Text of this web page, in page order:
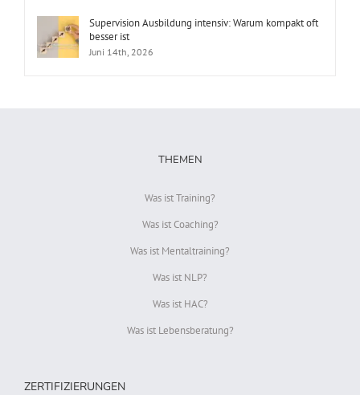
Supervision Ausbildung intensiv: Warum kompakt oft
besser ist
Juni 14th, 2026
THEMEN
Was ist Training?
Was ist Coaching?
Was ist Mentaltraining?
Was ist NLP?
Was ist HAC?
Was ist Lebensberatung?
ZERTIFIZIERUNGEN